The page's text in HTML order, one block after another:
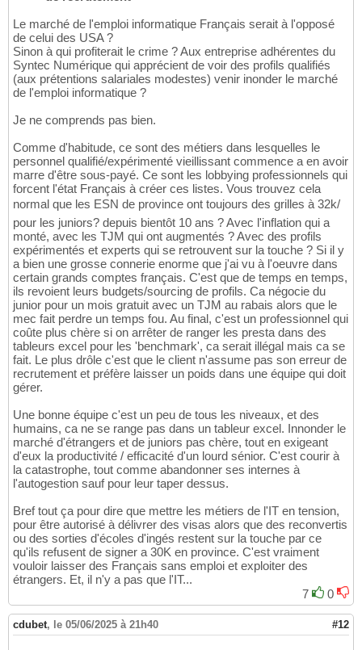
Le marché de l'emploi informatique Français serait à l'opposé
de celui des USA ?
Sinon à qui profiterait le crime ? Aux entreprise adhérentes du
Syntec Numérique qui apprécient de voir des profils qualifiés
(aux prétentions salariales modestes) venir inonder le marché
de l'emploi informatique ?
Je ne comprends pas bien.
Comme d'habitude, ce sont des métiers dans lesquelles le
personnel qualifié/expérimenté vieillissant commence a en avoir
marre d'être sous-payé. Ce sont les lobbying professionnels qui
forcent l'état Français à créer ces listes. Vous trouvez cela
normal que les ESN de province ont toujours des grilles à 32k/
pour les juniors? depuis bientôt 10 ans ? Avec l'inflation qui a
monté, avec les TJM qui ont augmentés ? Avec des profils
expérimentés et experts qui se retrouvent sur la touche ? Si il y
a bien une grosse connerie enorme que j'ai vu à l'oeuvre dans
certain grands comptes français. C'est que de temps en temps,
ils revoient leurs budgets/sourcing de profils. Ca négocie du
junior pour un mois gratuit avec un TJM au rabais alors que le
mec fait perdre un temps fou. Au final, c'est un professionnel qui
coûte plus chère si on arrêter de ranger les presta dans des
tableurs excel pour les 'benchmark', ca serait illégal mais ca se
fait. Le plus drôle c'est que le client n'assume pas son erreur de
recrutement et préfère laisser un poids dans une équipe qui doit
gérer.
Une bonne équipe c'est un peu de tous les niveaux, et des
humains, ca ne se range pas dans un tableur excel. Innonder le
marché d'étrangers et de juniors pas chère, tout en exigeant
d'eux la productivité / efficacité d'un lourd sénior. C'est courir à
la catastrophe, tout comme abandonner ses internes à
l'autogestion sauf pour leur taper dessus.
Bref tout ça pour dire que mettre les métiers de l'IT en tension,
pour être autorisé à délivrer des visas alors que des reconvertis
ou des sorties d'écoles d'ingés restent sur la touche par ce
qu'ils refusent de signer a 30K en province. C'est vraiment
vouloir laisser des Français sans emploi et exploiter des
étrangers. Et, il n'y a pas que l'IT...
7
0
cdubet, le 05/06/2025 à 21h40 #12